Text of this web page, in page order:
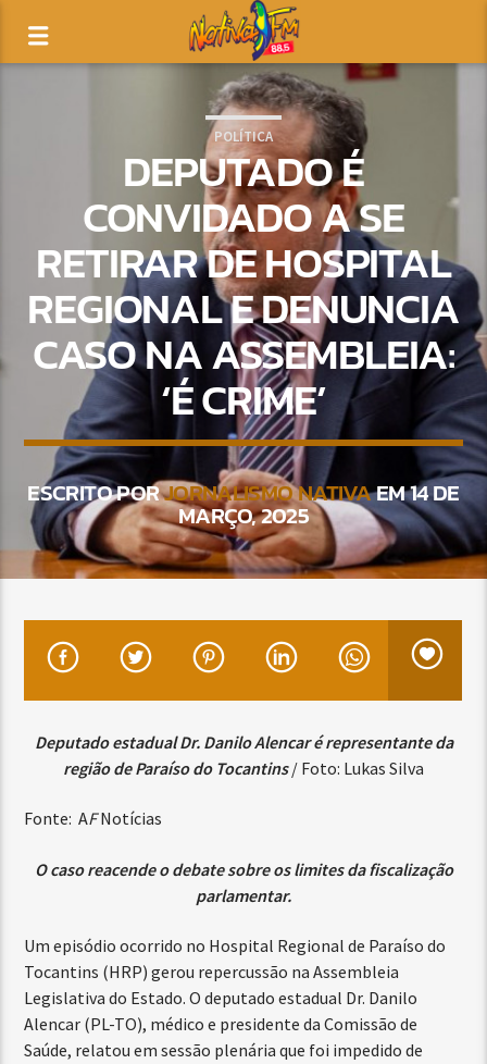
POLÍTICA
DEPUTADO É
CONVIDADO A SE
RETIRAR DE HOSPITAL
REGIONAL E DENUNCIA
CASO NA ASSEMBLEIA:
‘É CRIME’
ESCRITO PORJORNALISMO NATIVAEM 14 DE
MARÇO, 2025
Deputado estadual Dr. Danilo Alencar é representante da
região de Paraíso do Tocantins / Foto: Lukas Silva
Fonte: AFNotícias
O caso reacende o debate sobre os limites da fiscalização
parlamentar.
Um episódio ocorrido no Hospital Regional de Paraíso do
Tocantins (HRP) gerou repercussão na Assembleia
Legislativa do Estado. O deputado estadual Dr. Danilo
Alencar (PL-TO), médico e presidente da Comissão de
Saúde, relatou em sessão plenária que foi impedido de